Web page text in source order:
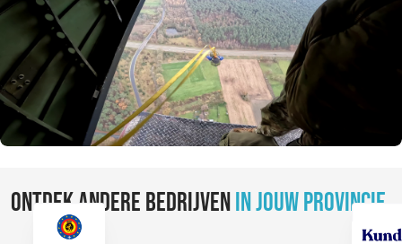
ONTDEK ANDERE BEDRIJVENIN JOUW PROVINCIE